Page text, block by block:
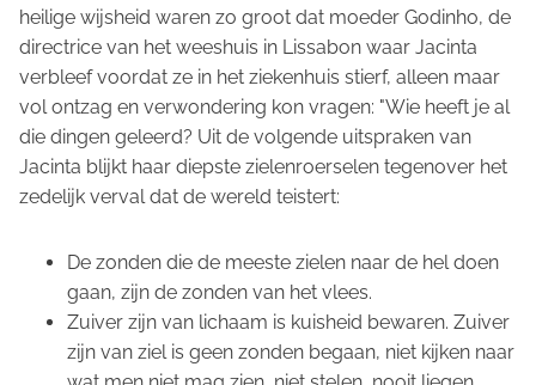
heilige wijsheid waren zo groot dat moeder Godinho, de
directrice van het weeshuis in Lissabon waar Jacinta
verbleef voordat ze in het ziekenhuis stierf, alleen maar
vol ontzag en verwondering kon vragen: "Wie heeft je al
die dingen geleerd? Uit de volgende uitspraken van
Jacinta blijkt haar diepste zielenroerselen tegenover het
zedelijk verval dat de wereld teistert:
De zonden die de meeste zielen naar de hel doen
gaan, zijn de zonden van het vlees.
Zuiver zijn van lichaam is kuisheid bewaren. Zuiver
zijn van ziel is geen zonden begaan, niet kijken naar